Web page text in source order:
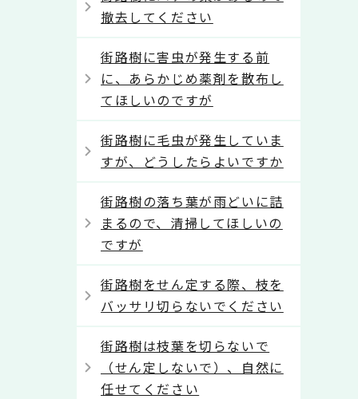
撤去してください
街路樹に害虫が発生する前
に、あらかじめ薬剤を散布し
てほしいのですが
街路樹に毛虫が発生していま
すが、どうしたらよいですか
街路樹の落ち葉が雨どいに詰
まるので、清掃してほしいの
ですが
街路樹をせん定する際、枝を
バッサリ切らないでください
街路樹は枝葉を切らないで
（せん定しないで）、自然に
任せてください